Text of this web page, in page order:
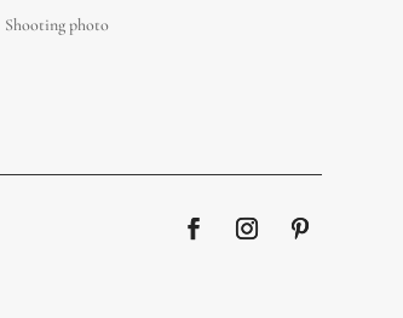
Shooting photo